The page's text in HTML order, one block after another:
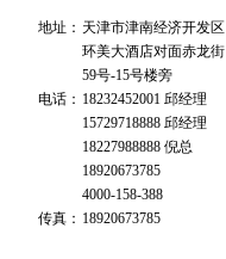
地址： 天津市津南经济开发区
环美大酒店对面赤龙街
59号-15号楼旁
电话： 18232452001 邱经理
15729718888 邱经理
18227988888 倪总
18920673785
4000-158-388
传真： 18920673785